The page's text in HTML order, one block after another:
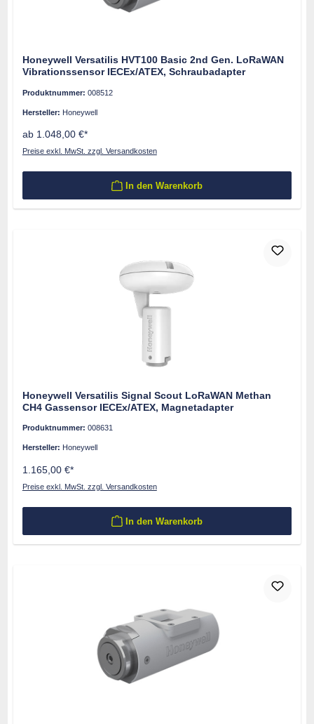
Honeywell Versatilis HVT100 Basic 2nd Gen. LoRaWAN
Vibrationssensor IECEx/ATEX, Schraubadapter
Produktnummer: 008512
Hersteller: Honeywell
ab 1.048,00 €*
Preise exkl. MwSt. zzgl. Versandkosten
In den Warenkorb
Honeywell Versatilis Signal Scout LoRaWAN Methan
CH4 Gassensor IECEx/ATEX, Magnetadapter
Produktnummer: 008631
Hersteller: Honeywell
1.165,00 €*
Preise exkl. MwSt. zzgl. Versandkosten
In den Warenkorb